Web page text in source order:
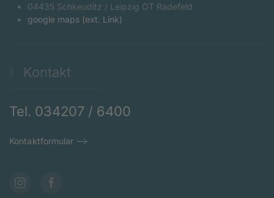
04435 Schkeuditz / Leipzig OT Radefeld
google maps (ext. Link)
Kontakt
Tel. 034207 / 6400
Kontaktformular